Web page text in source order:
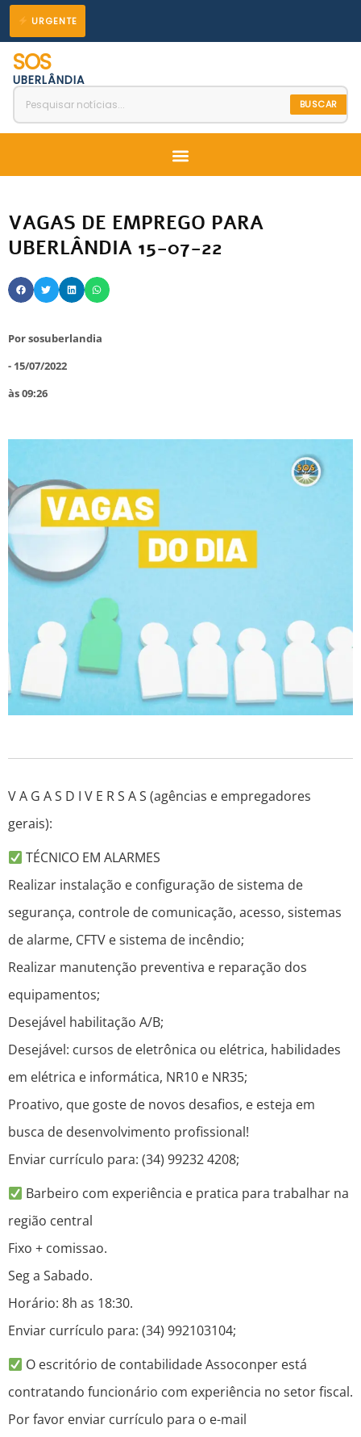
para
conteúdo
URGENTE
SOS
UBERLÂNDIA
BUSCAR
Menu
VAGAS DE EMPREGO PARA
UBERLÂNDIA 15-07-22
Porsosuberlandia
- 15/07/2022
às09:26
V A G A S D I V E R S A S (agências e empregadores
gerais):
TÉCNICO EM ALARMES
Realizar instalação e configuração de sistema de
segurança, controle de comunicação, acesso, sistemas
de alarme, CFTV e sistema de incêndio;
Realizar manutenção preventiva e reparação dos
equipamentos;
Desejável habilitação A/B;
Desejável: cursos de eletrônica ou elétrica, habilidades
em elétrica e informática, NR10 e NR35;
Proativo, que goste de novos desafios, e esteja em
busca de desenvolvimento profissional!
Enviar currículo para: (34) 99232 4208;
Barbeiro com experiência e pratica para trabalhar na
região central
Fixo + comissao.
Seg a Sabado.
Horário: 8h as 18:30.
Enviar currículo para: (34) 992103104;
O escritório de contabilidade Assoconper está
contratando funcionário com experiência no setor fiscal.
Por favor enviar currículo para o e-mail